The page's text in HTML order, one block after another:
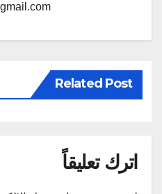
Related Post
اترك تعليقاً